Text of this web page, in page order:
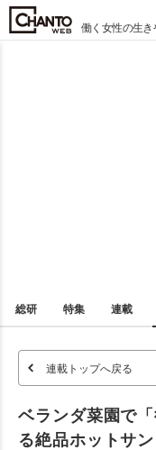
働く女性の生き
総研 特集 連載
連載トップへ戻る
ベランダ菜園で
る絶品ホットサ